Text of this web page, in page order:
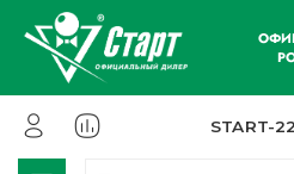
START-